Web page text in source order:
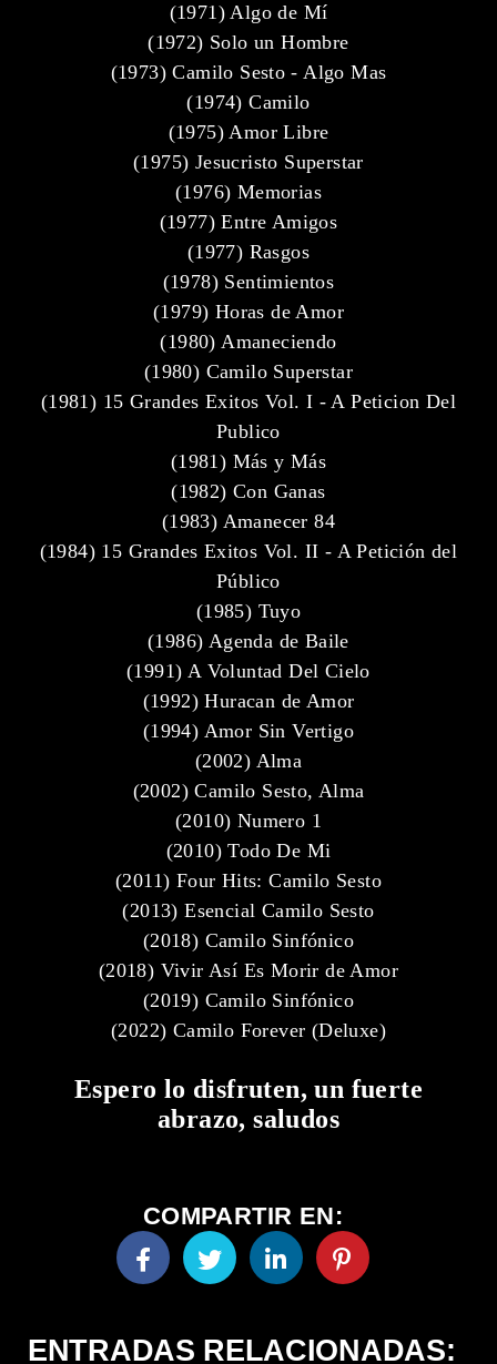
(1971) Algo de Mí
(1972) Solo un Hombre
(1973) Camilo Sesto - Algo Mas
(1974) Camilo
(1975) Amor Libre
(1975) Jesucristo Superstar
(1976) Memorias
(1977) Entre Amigos
(1977) Rasgos
(1978) Sentimientos
(1979) Horas de Amor
(1980) Amaneciendo
(1980) Camilo Superstar
(1981) 15 Grandes Exitos Vol. I - A Peticion Del
Publico
(1981) Más y Más
(1982) Con Ganas
(1983) Amanecer 84
(1984) 15 Grandes Exitos Vol. II - A Petición del
Público
(1985) Tuyo
(1986) Agenda de Baile
(1991) A Voluntad Del Cielo
(1992) Huracan de Amor
(1994) Amor Sin Vertigo
(2002) Alma
(2002) Camilo Sesto, Alma
(2010) Numero 1
(2010) Todo De Mi
(2011) Four Hits: Camilo Sesto
(2013) Esencial Camilo Sesto
(2018) Camilo Sinfónico
(2018) Vivir Así Es Morir de Amor
(2019) Camilo Sinfónico
(2022) Camilo Forever (Deluxe)
Espero lo disfruten, un fuerte
abrazo, saludos
COMPARTIR EN:
ENTRADAS RELACIONADAS: